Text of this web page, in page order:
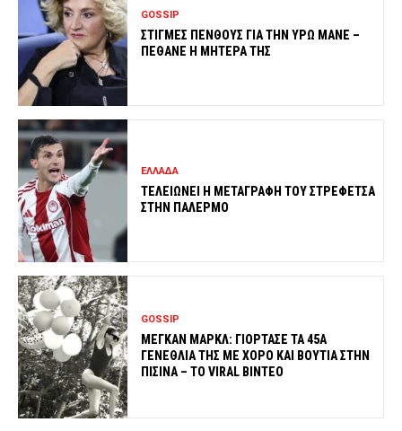
GOSSIP
ΣΤΙΓΜΕΣ ΠΕΝΘΟΥΣ ΓΙΑ ΤΗΝ ΥΡΩ ΜΑΝΕ –
ΠΕΘΑΝΕ Η ΜΗΤΕΡΑ ΤΗΣ
ΕΛΛΑΔΑ
ΤΕΛΕΙΩΝΕΙ Η ΜΕΤΑΓΡΑΦΗ ΤΟΥ ΣΤΡΕΦΕΤΣΑ
ΣΤΗΝ ΠΑΛΕΡΜΟ
GOSSIP
ΜΕΓΚΑΝ ΜΑΡΚΛ: ΓΙΟΡΤΑΣΕ ΤΑ 45Α
ΓΕΝΕΘΛΙΑ ΤΗΣ ΜΕ ΧΟΡΟ ΚΑΙ ΒΟΥΤΙΑ ΣΤΗΝ
ΠΙΣΙΝΑ – ΤΟ VIRAL ΒΙΝΤΕΟ